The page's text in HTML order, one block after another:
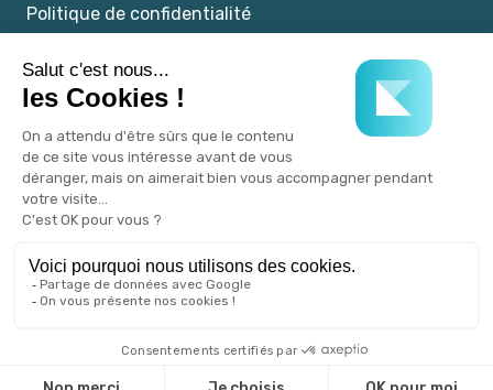
Politique de confidentialité
CGU
Un service Kookie.pet.
♡par l'agence Publicom.